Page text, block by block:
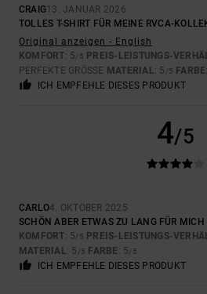
CRAIG13. JANUAR 2026
TOLLES T-SHIRT FÜR MEINE RVCA-
Original anzeigen - English
KOMFORT: 5/5 PREIS-LEISTUNGS-
PERFEKTE GRÖSSE MATERIAL: 5 /5 FARBE
ICH EMPFEHLE DIESES PRODUKT
4/5
CARLO4. OKTOBER 2025
SCHÖN ABER ETWAS ZU LANG FÜR MICH
KOMFORT: 5/5 PREIS-LEISTUNGS-
MATERIAL: 5 /5 FARBE : 5/5
ICH EMPFEHLE DIESES PRODUKT